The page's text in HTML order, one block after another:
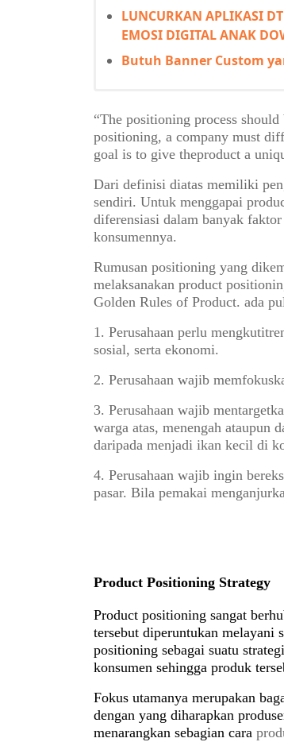
LUNCURKAN APLIKASI
EMOSI DIGITAL ANAK
Butuh Banner Custom
“The positioning process
positioning, a company must
goal is to give theproduct a
Dari definisi diatas memiliki
sendiri. Untuk menggapai
diferensiasi dalam banyak
konsumennya.
Rumusan positioning yang
melaksanakan product
Golden Rules of Product. ada
1. Perusahaan perlu
sosial, serta ekonomi.
2. Perusahaan wajib
3. Perusahaan wajib
warga atas, menengah ataupun
daripada menjadi ikan kecil di
4. Perusahaan wajib ingin
pasar. Bila pemakai
Product Positioning Strategy
Product positioning sangat
tersebut diperuntukan melayani
positioning sebagai suatu
konsumen sehingga produk
Fokus utamanya merupakan
dengan yang diharapkan
menarangkan sebagian cara